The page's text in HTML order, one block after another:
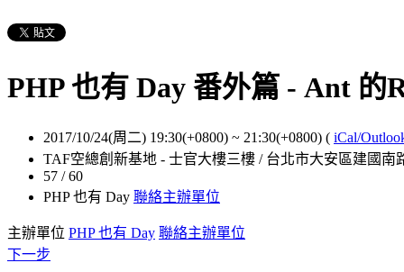
PHP 也有 Day 番外篇 - Ant
2017/10/24(周二) 19:30(+0800) ~ 21:30(+0800) ( iCal/
TAF空總創新基地 - 士官大樓三樓 / 台北市大安區建國南
57 / 60
PHP 也有 Day 聯絡主辦單位
主辦單位 PHP 也有 Day 聯絡主辦單位
下一步